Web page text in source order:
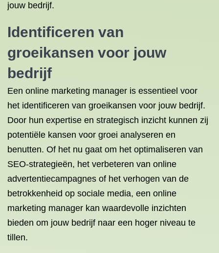
jouw bedrijf.
Identificeren van
groeikansen voor jouw
bedrijf
Een online marketing manager is essentieel voor
het identificeren van groeikansen voor jouw bedrijf.
Door hun expertise en strategisch inzicht kunnen zij
potentiële kansen voor groei analyseren en
benutten. Of het nu gaat om het optimaliseren van
SEO-strategieën, het verbeteren van online
advertentiecampagnes of het verhogen van de
betrokkenheid op sociale media, een online
marketing manager kan waardevolle inzichten
bieden om jouw bedrijf naar een hoger niveau te
tillen.